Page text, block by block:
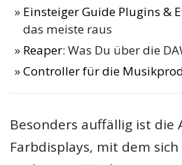
Einsteiger Guide Plugins &
das meiste raus
Reaper: Was Du über die
Controller für die
Besonders auffällig ist die
Farbdisplays, mit dem